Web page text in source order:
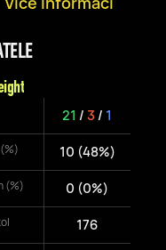
21 /3 / 1
10 (48%)
(%) 0 (0%)
176